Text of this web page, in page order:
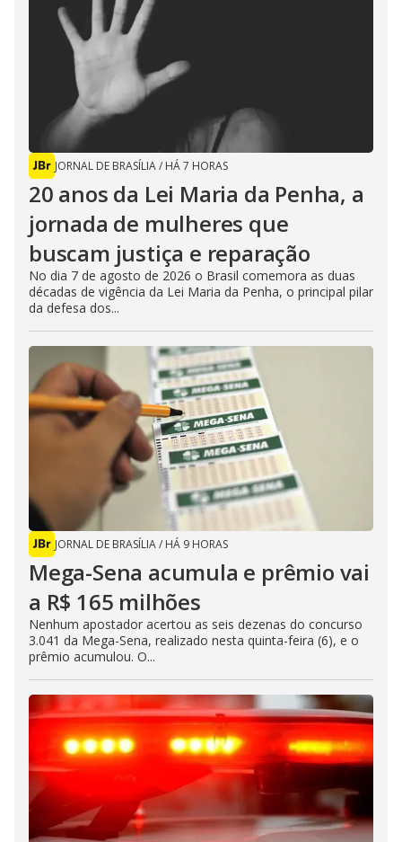
JORNAL DE BRASÍLIA/ HÁ 7 HORAS
20 anos da Lei Maria da Penha, a
jornada de mulheres que
buscam justiça e reparação
No dia 7 de agosto de 2026 o Brasil comemora as duas
décadas de vigência da Lei Maria da Penha, o principal pilar
da defesa dos...
JORNAL DE BRASÍLIA/ HÁ 9 HORAS
Mega-Sena acumula e prêmio vai
a R$ 165 milhões
Nenhum apostador acertou as seis dezenas do concurso
3.041 da Mega-Sena, realizado nesta quinta-feira (6), e o
prêmio acumulou. O...